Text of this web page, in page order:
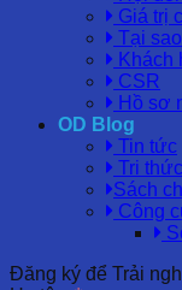
Giá trị
Tại
Khách
CSR
Hồ sơ
OD Blog
Tin tức
Tri thức
Sách
Công
Đăng ký để Trải